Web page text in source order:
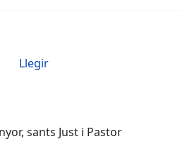
Llegir
sants Just i Pastor